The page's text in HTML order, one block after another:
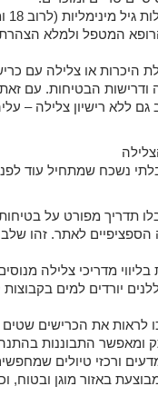
המטפל ולמלא הצהרת
היכרות או צלילה עם
הבטיחות. עם
ללא רישיון צלילה –
נשכח שמתחיל עוד
תדריך מפורט על
הספציפיים לאתר. זהו
מדריכי צלילה
יורדים למים
לראות את הכרישים שטים
התבוננות
ורכזי טיולים
באזור מוגן ובטוח,